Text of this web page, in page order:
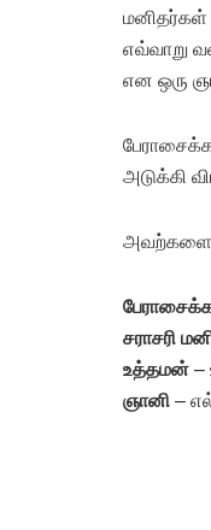
மனிதர்கள்
எவ்வாறு
என ஒரு
அடுக்கி
அவற்களை
சராசரி
உத்தமன்–
ஞானி–